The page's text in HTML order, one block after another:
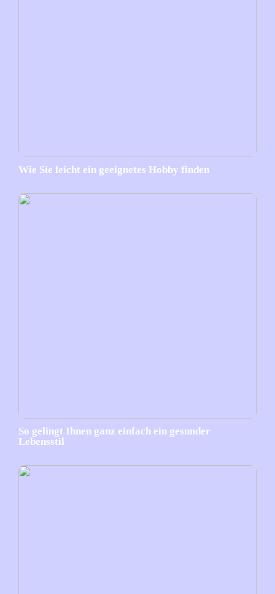
Wie Sie leicht ein geeignetes Hobby finden
So gelingt Ihnen ganz einfach ein gesunder
Lebensstil